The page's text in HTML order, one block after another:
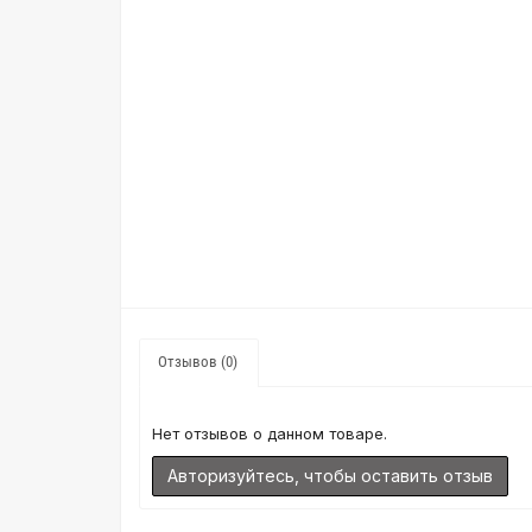
Отзывов (0)
Нет отзывов о данном товаре.
Авторизуйтесь, чтобы оставить отзыв